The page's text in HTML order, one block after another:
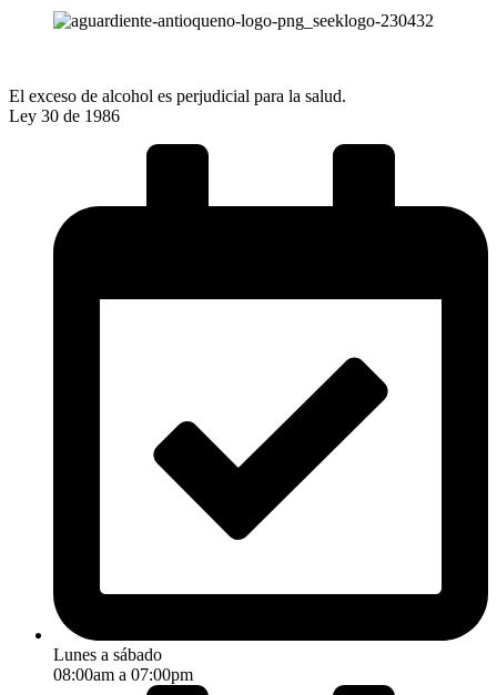
El exceso de alcohol es perjudicial para la salud.
Ley 30 de 1986
Lunes a sábado
08:00am a 07:00pm